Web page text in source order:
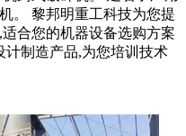
。 黎邦明重工科技为您提
合您的机器设备选购方案
计制造产品,为您培训技术